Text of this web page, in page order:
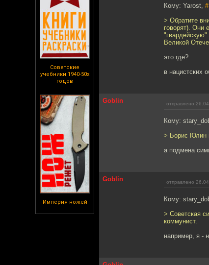
Советские
учебники 1940-50х
годов
Империя ножей
Кому: Yarost,
> Обратите
говорят). Они
Великой
это где?
в нацистских
Goblin отправлено
Кому:
> Борис Юлин
а подмена
Goblin отправлено
Кому:
> Советская
коммунист.
например, я -